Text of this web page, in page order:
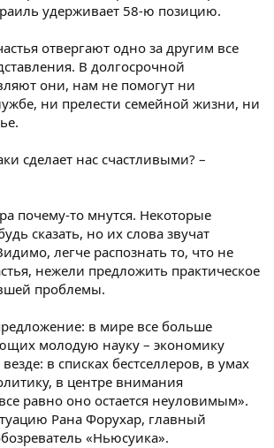
удерживает 58-ю позицию.
отвергают одно за другим все
В долгосрочной
они, нам не помогут ни
ни прелести семейной жизни, ни
сделает нас счастливыми? –
почему-то мнутся. Некоторые
сказать, но их слова звучат
легче распознать то, что не
нежели предложить практическое
проблемы.
в мире все больше
молодую науку – экономику
в списках бестселлеров, в умах
в центре внимания
равно оно остается неуловимым».
Рана Форухар, главный
«Ньюсуика».